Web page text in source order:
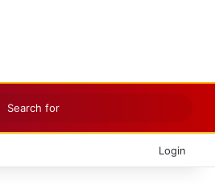
for
TelegramWhatsApp
Login